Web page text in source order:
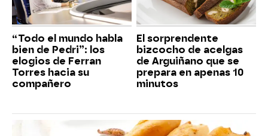
“Todo el mundo habla
bien de Pedri”: los
elogios de Ferran
Torres hacia su
compañero
El sorprendente
bizcocho de acelgas
de Arguiñano que se
prepara en apenas 10
minutos